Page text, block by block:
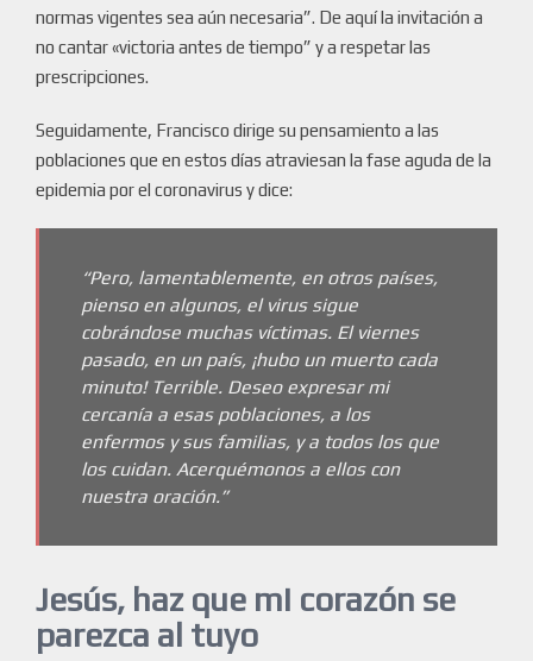
normas vigentes sea aún necesaria”. De aquí la invitación a
no cantar «victoria antes de tiempo” y a respetar las
prescripciones.
Seguidamente, Francisco dirige su pensamiento a las
poblaciones que en estos días atraviesan la fase aguda de la
epidemia por el coronavirus y dice:
“Pero, lamentablemente, en otros países,
pienso en algunos, el virus sigue
cobrándose muchas víctimas. El viernes
pasado, en un país, ¡hubo un muerto cada
minuto! Terrible. Deseo expresar mi
cercanía a esas poblaciones, a los
enfermos y sus familias, y a todos los que
los cuidan. Acerquémonos a ellos con
nuestra oración.”
Jesús, haz que mi corazón se
parezca al tuyo